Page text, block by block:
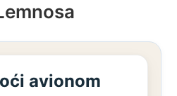
avionom